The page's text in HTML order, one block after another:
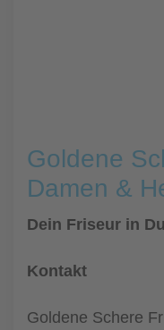
Goldene
Damen &
Dein Friseur in
Kontakt
Goldene Schere